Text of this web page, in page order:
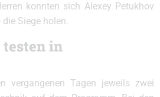
konnten sich Alexey Petukhov
Siege holen.
in
vergangenen Tagen jeweils zwei